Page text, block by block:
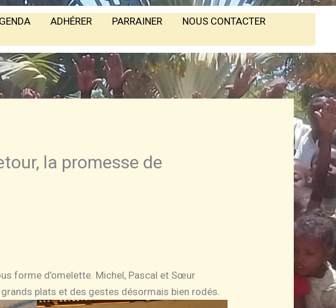
ADHÉRER PARRAINER
NOUS CONTACTER
la promesse de
forme d’omelette. Michel, Pascal et Sœur
plats et des gestes désormais bien rodés.